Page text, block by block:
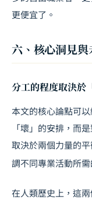
更便宜了。
六、核心洞見
分工的程度取決於
本文的核心論點可
「壞」的安排，而
取決於兩個力量的
調不同專業活動所需
在人類歷史上，這